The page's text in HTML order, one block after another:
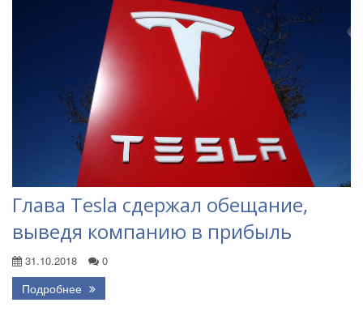
Глава Tesla сдержал обещание,
выведя компанию в прибыль
31.10.2018 0
Подробнее